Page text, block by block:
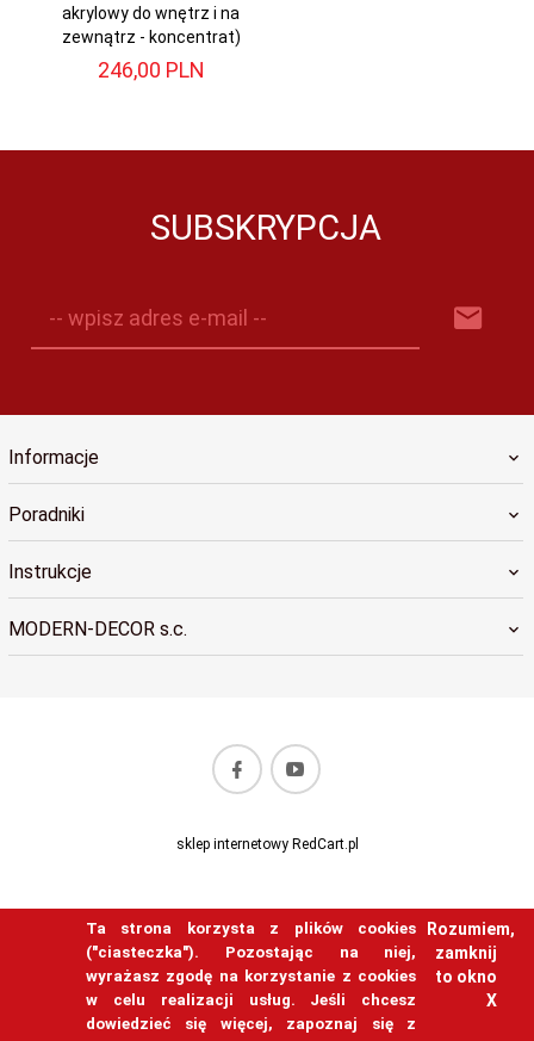
akrylowy do wnętrz i na
zewnątrz - koncentrat)
246,00 PLN
SUBSKRYPCJA
-- wpisz adres e-mail --
Informacje
Poradniki
Instrukcje
MODERN-DECOR s.c.
sklep internetowyRedCart.pl
Ta strona korzysta z plików cookies
("ciasteczka"). Pozostając na niej,
wyrażasz zgodę na korzystanie z cookies
w celu realizacji usług. Jeśli chcesz
dowiedzieć się więcej, zapoznaj się z
Rozumiem,
zamknij
to okno
X